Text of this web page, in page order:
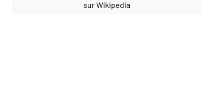
sur Wikipedia